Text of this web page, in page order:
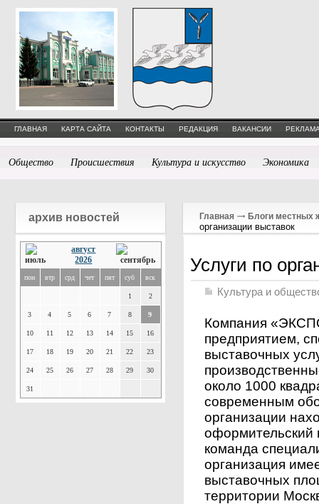
ГЛАВНАЯ КАРТА САЙТА КОНТАКТЫ РЕДАКЦИЯ ВАКАНСИИ
Общество Происшествия Культура и искусство Экономика
архив новостей
август
2026
пон втр срд чет пят суб вск
1 2
3 4 5 6 7 8 9
10 11 12 13 14 15 16
17 18 19 20 21 22 23
24 25 26 27 28 29 30
31
Главная Блоги местных
организации выставок
Услуги по
Культура и
Компания
предприятием,
выставочных
около 1000
современным
организации
оформительский
команда
организация
выставочных
территории